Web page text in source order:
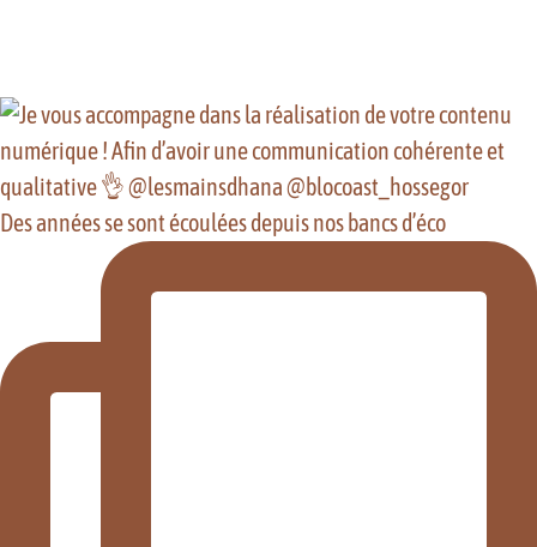
Des années se sont écoulées depuis nos bancs d’éco